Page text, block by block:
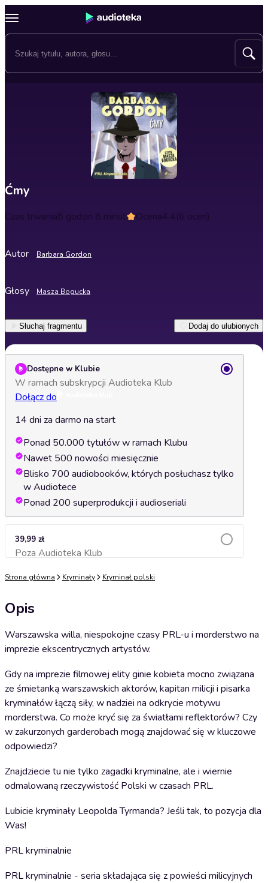
Ćmy
Czas trwania8 godzin 8 minut Ocena4.4(6 ocen)
Autor Barbara Gordon
Głosy Masza Bogucka
Słuchaj fragmentu Dodaj do ulubionych
Dostępne w Klubie
W ramach subskrypcji Audioteka Klub
Dołącz do
14 dni za darmo na start
Ponad 50.000 tytułów w ramach Klubu
Nawet 500 nowości miesięcznie
Blisko 700 audiobooków, których posłuchasz tylko
w Audiotece
Ponad 200 superprodukcji i audioseriali
39,99 zł
Poza Audioteka KlubDodaj do koszyka
Strona główna Kryminały Kryminał polski
Opis
Warszawska willa, niespokojne czasy PRL-u i morderstwo na
imprezie ekscentrycznych artystów.
Gdy na imprezie filmowej elity ginie kobieta mocno związana
ze śmietanką warszawskich aktorów, kapitan milicji i pisarka
kryminałów łączą siły, w nadziei na odkrycie motywu
morderstwa. Co może kryć się za światłami reflektorów? Czy
w zakurzonych garderobach mogą znajdować się w kluczowe
odpowiedzi?
Znajdziecie tu nie tylko zagadki kryminalne, ale i wiernie
odmalowaną rzeczywistość Polski w czasach PRL.
Lubicie kryminały Leopolda Tyrmanda? Jeśli tak, to pozycja dla
Was!
PRL kryminalnie
PRL kryminalnie - seria składająca się z powieści milicyjnych